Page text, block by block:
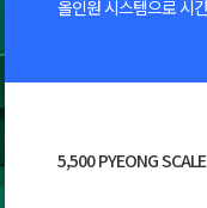
올인원 시스템으로 시
5,500 PYEONG